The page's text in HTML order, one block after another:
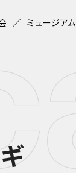
ミュージアム